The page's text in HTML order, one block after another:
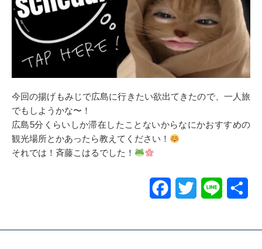
今回の揚げもみじで広島に行きたい欲出てきたので、一人旅
でもしようかな〜！
広島5分くらいしか滞在したことないからなにかおすすめの
観光場所とかあったら教えてください！
それでは！斉藤こはるでした！
Facebook
Twitter Line